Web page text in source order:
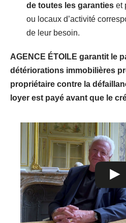
de toutes les garanties et
ou locaux d’activité
de leur besoin.
AGENCE ÉTOILE garantit le
détériorations immobilières
propriétaire contre la
loyer est payé avant que le